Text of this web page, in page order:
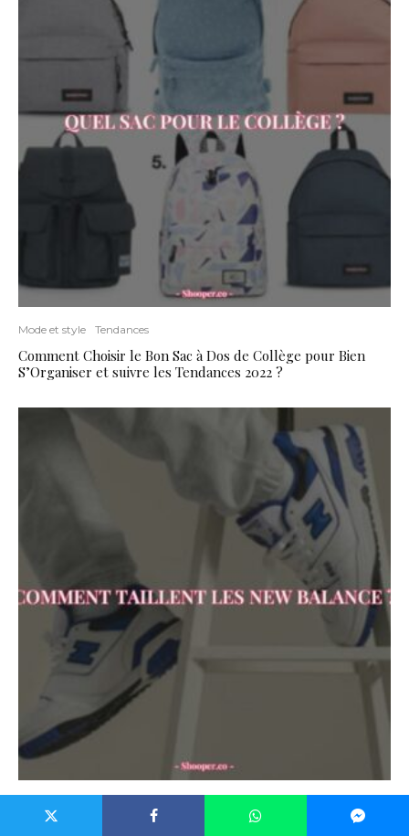
Mode et style Tendances
Comment Choisir le Bon Sac à Dos de Collège pour Bien
S’Organiser et suivre les Tendances 2022 ?
Choisir La Bonne Pointure de New Balance: Un Guide